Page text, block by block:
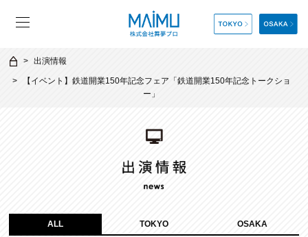
出演情報
【イベント】鉄道開業150年記念フェア「鉄道開業150年記念トークショ
ー」
ALL TOKYO OSAKA